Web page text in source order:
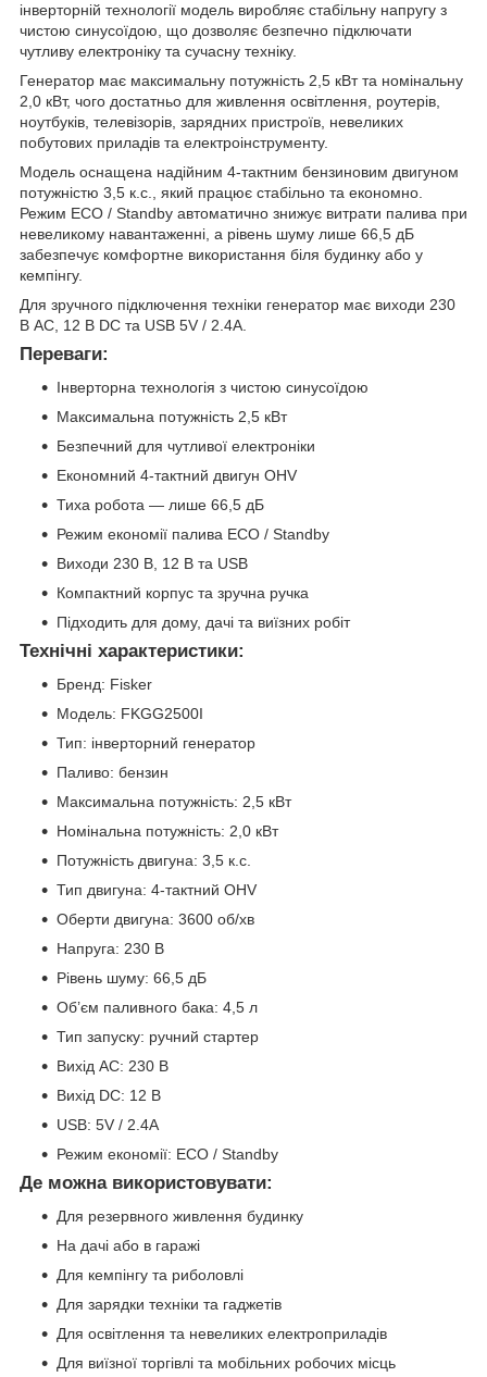
інверторній технології модель виробляє стабільну напругу з
чистою синусоїдою, що дозволяє безпечно підключати
чутливу електроніку та сучасну техніку.
Генератор має максимальну потужність 2,5 кВт та номінальну
2,0 кВт, чого достатньо для живлення освітлення, роутерів,
ноутбуків, телевізорів, зарядних пристроїв, невеликих
побутових приладів та електроінструменту.
Модель оснащена надійним 4-тактним бензиновим двигуном
потужністю 3,5 к.с., який працює стабільно та економно.
Режим ECO / Standby автоматично знижує витрати палива при
невеликому навантаженні, а рівень шуму лише 66,5 дБ
забезпечує комфортне використання біля будинку або у
кемпінгу.
Для зручного підключення техніки генератор має виходи 230
В AC, 12 В DC та USB 5V / 2.4A.
Переваги:
Інверторна технологія з чистою синусоїдою
Максимальна потужність 2,5 кВт
Безпечний для чутливої електроніки
Економний 4-тактний двигун OHV
Тиха робота — лише 66,5 дБ
Режим економії палива ECO / Standby
Виходи 230 В, 12 В та USB
Компактний корпус та зручна ручка
Підходить для дому, дачі та виїзних робіт
Технічні характеристики:
Бренд: Fisker
Модель: FKGG2500I
Тип: інверторний генератор
Паливо: бензин
Максимальна потужність: 2,5 кВт
Номінальна потужність: 2,0 кВт
Потужність двигуна: 3,5 к.с.
Тип двигуна: 4-тактний OHV
Оберти двигуна: 3600 об/хв
Напруга: 230 В
Рівень шуму: 66,5 дБ
Об’єм паливного бака: 4,5 л
Тип запуску: ручний стартер
Вихід AC: 230 В
Вихід DC: 12 В
USB: 5V / 2.4A
Режим економії: ECO / Standby
Де можна використовувати:
Для резервного живлення будинку
На дачі або в гаражі
Для кемпінгу та риболовлі
Для зарядки техніки та гаджетів
Для освітлення та невеликих електроприладів
Для виїзної торгівлі та мобільних робочих місць